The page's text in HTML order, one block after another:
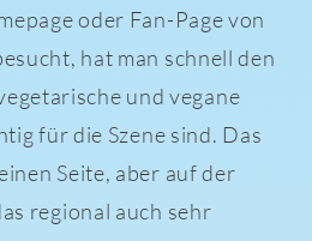
oder Fan-Page von
hat man schnell den
und vegane
für die Szene sind. Das
Seite, aber auf der
regional auch sehr